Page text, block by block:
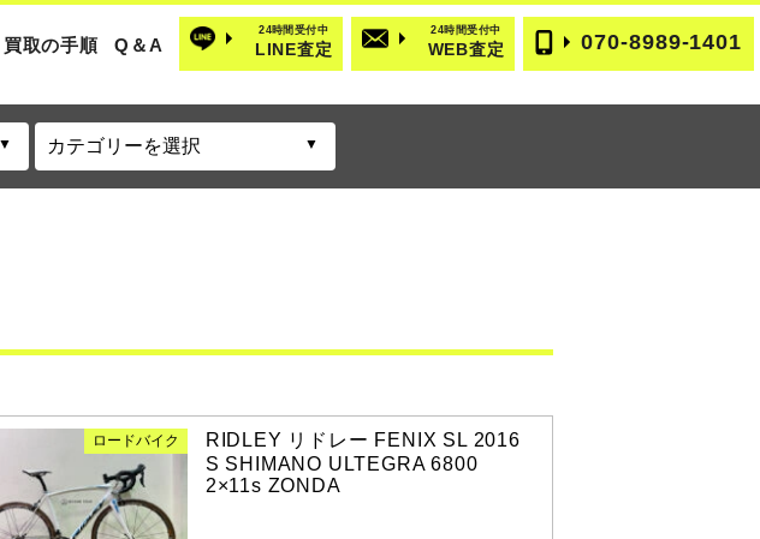
買取の手順 Q＆A
24時間受付中
LINE査定
24時間受付中
WEB査定 070-8989-1401
ロードバイク
RIDLEY リドレー FENIX SL 2016
S SHIMANO ULTEGRA 6800
2×11s ZONDA